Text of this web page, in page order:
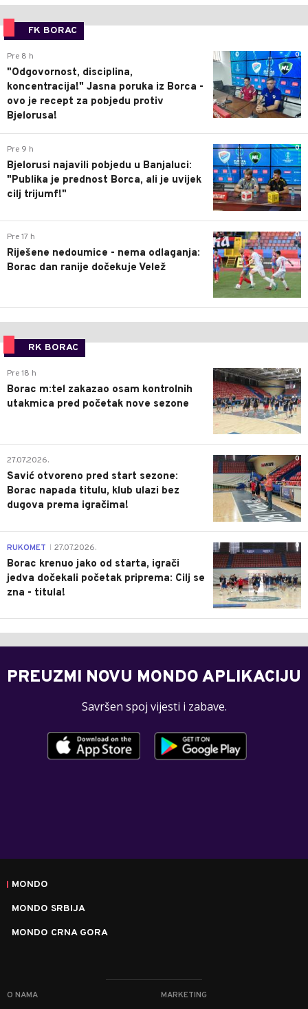
FK BORAC
0
Pre 8 h
"Odgovornost, disciplina,
koncentracija!" Jasna poruka iz Borca -
ovo je recept za pobjedu protiv
Bjelorusa!
0
Pre 9 h
Bjelorusi najavili pobjedu u Banjaluci:
"Publika je prednost Borca, ali je uvijek
cilj trijumf!"
0
Pre 17 h
Riješene nedoumice - nema odlaganja:
Borac dan ranije dočekuje Velež
RK BORAC
0
Pre 18 h
Borac m:tel zakazao osam kontrolnih
utakmica pred početak nove sezone
0
27.07.2026.
Savić otvoreno pred start sezone:
Borac napada titulu, klub ulazi bez
dugova prema igračima!
0
RUKOMET 27.07.2026.
Borac krenuo jako od starta, igrači
jedva dočekali početak priprema: Cilj se
zna - titula!
PREUZMI NOVU MONDO APLIKACIJU
Savršen spoj vijesti i zabave.
MONDO
MONDO SRBIJA
MONDO CRNA GORA
O NAMA MARKETING